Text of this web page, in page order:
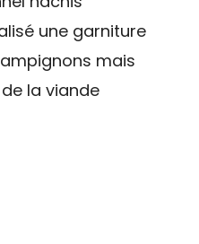
une garniture
mais
la viande